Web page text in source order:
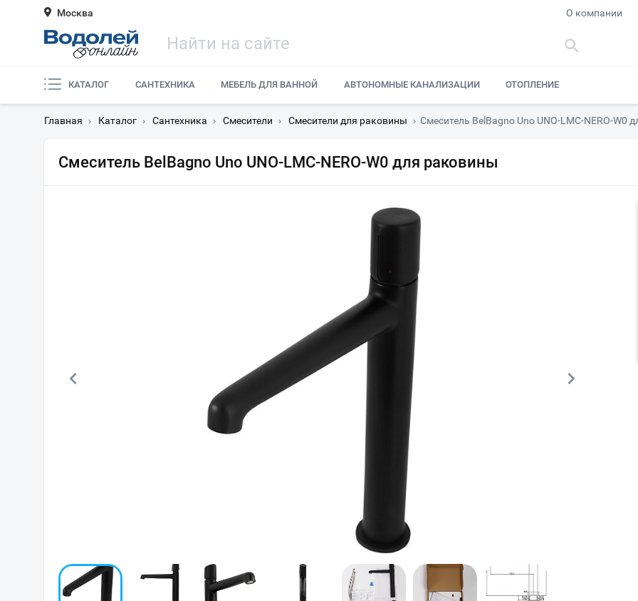
Москва О компании
КАТАЛОГ САНТЕХНИКА МЕБЕЛЬ ДЛЯ ВАННОЙ АВТОНОМНЫЕ КАНАЛИЗАЦИИ ОТОПЛЕНИЕ
Главная › Каталог › Сантехника › Смесители › Смесители для раковины › Смеситель BelBagno Uno UNO-LMC-NERO-W0
Смеситель BelBagno Uno UNO-LMC-NERO-W0 для раковины